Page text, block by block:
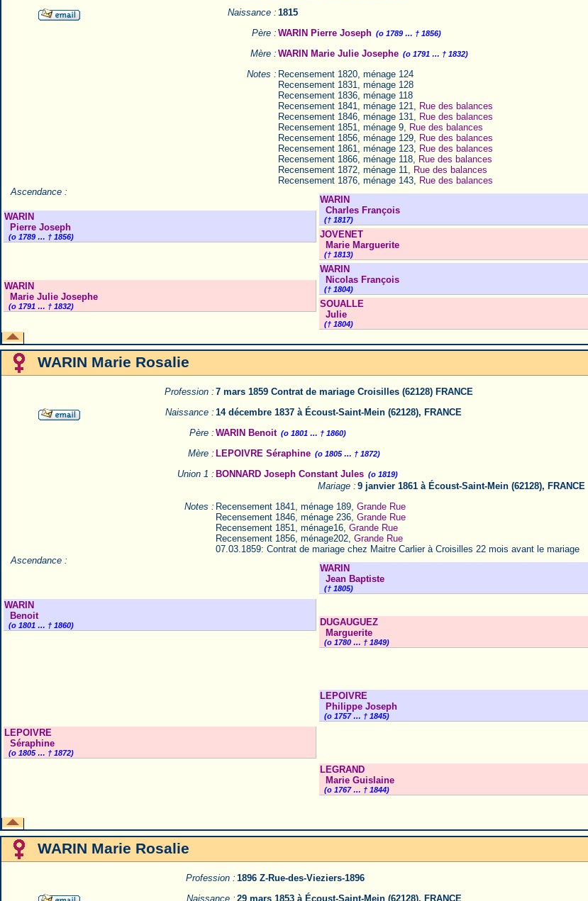
Naissance : 1815
Père : WARIN Pierre Joseph (o 1789 … † 1856)
Mère : WARIN Marie Julie Josephe (o 1791 … † 1832)
Notes : Recensement 1820, ménage 124
Recensement 1831, ménage 128
Recensement 1836, ménage 118
Recensement 1841, ménage 121,
Rue des balances
Recensement 1846, ménage 131,
Rue des balances
Recensement 1851, ménage 9,
Rue des balances
Recensement 1856, ménage 129,
Rue des balances
Recensement 1861, ménage 123,
Rue des balances
Recensement 1866, ménage 118,
Rue des balances
Recensement 1872, ménage 11,
Rue des balances
Recensement 1876, ménage 143,
Rue des balances
WARIN
Pierre Joseph
(o 1789 … † 1856)
WARIN
Charles François
(† 1817)
JOVENET
Marie Marguerite
(† 1813)
WARIN
Marie Julie Josephe
(o 1791 … † 1832)
WARIN
Nicolas François
(† 1804)
SOUALLE
Julie
(† 1804)
Ascendance :
WARIN Marie Rosalie
Profession : 7 mars 1859 Contrat de mariage Croisilles (62128) FRANCE
Naissance : 14 décembre 1837 à Écoust-Saint-Mein (62128), FRANCE
Père : WARIN Benoit (o 1801 … † 1860)
Mère : LEPOIVRE Séraphine (o 1805 … † 1872)
Union 1 : BONNARD Joseph Constant Jules (o 1819)
Mariage : 9 janvier 1861 à Écoust-Saint-Mein (62128), FRANCE
Notes : Recensement 1841, ménage 189, Grande Rue
Recensement 1846, ménage 236, Grande Rue
Recensement 1851, ménage16, Grande Rue
Recensement 1856, ménage202, Grande Rue
07.03.1859: Contrat de mariage chez Maitre Carlier à Croisilles 22 mois avant le mariage
WARIN
Benoit
(o 1801 … † 1860)
WARIN
Jean Baptiste
(† 1805)
DUGAUGUEZ
Marguerite
(o 1780 … † 1849)
LEPOIVRE
Séraphine
(o 1805 … † 1872)
LEPOIVRE
Philippe Joseph
(o 1757 … † 1845)
LEGRAND
Marie Guislaine
(o 1767 … † 1844)
Ascendance :
WARIN Marie Rosalie
Profession : 1896 Z-Rue-des-Vieziers-1896
Naissance : 29 mars 1853 à Écoust-Saint-Mein (62128), FRANCE